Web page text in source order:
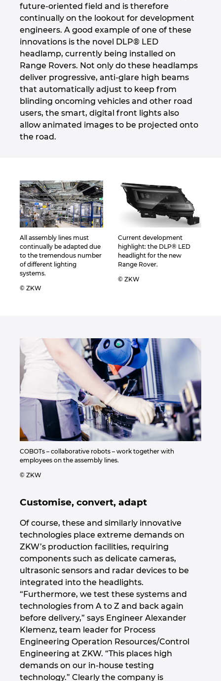
future-oriented field and is therefore
continually on the lookout for development
engineers. A good example of one of these
innovations is the novel DLP® LED
headlamp, currently being installed on
Range Rovers. Not only do these headlamps
deliver progressive, anti-glare high beams
that automatically adjust to keep from
blinding oncoming vehicles and other road
users, the smart, digital front lights also
allow animated images to be projected onto
the road.
All assembly lines must
continually be adapted due
to the tremendous number
of different lighting
systems.
© ZKW
Current development
highlight: the DLP® LED
headlight for the new
Range Rover.
© ZKW
COBOTs – collaborative robots – work together with
employees on the assembly lines.
© ZKW
Customise, convert, adapt
Of course, these and similarly innovative
technologies place extreme demands on
ZKW’s production facilities, requiring
components such as delicate cameras,
ultrasonic sensors and radar devices to be
integrated into the headlights.
“Furthermore, we test these systems and
technologies from A to Z and back again
before delivery,” says Engineer Alexander
Klemenz, team leader for Process
Engineering Operation Resources/Control
Engineering at ZKW. “This places high
demands on our in-house testing
technology.” Clearly the company is
New Zealand
Norway
Peru
Philippines
Poland
Portugal
Serbia
Singapore
Slovakia
Slovenia
South Africa
Spain
Sweden
Switzerland
Thailand
Turkey
Ukraine
United States